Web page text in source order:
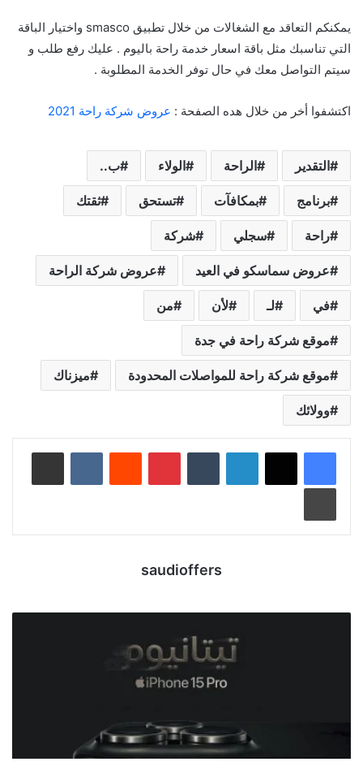
يمكنكم التعاقد مع الشغالات من خلال تطبيق smasco واختيار الباقة
التي تناسبك مثل باقة اسعار خدمة راحة باليوم . عليك رفع طلب و
سيتم التواصل معك في حال توفر الخدمة المطلوبة .
اكتشفوا أخر من خلال هده الصفحة : عروض شركة راحة 2021
التقدير الراحة الولاء ب..
برنامج بمكافآت تستحق ثقتك
راحة سجلي شركة
عروض سماسكو في العيد عروض شركة الراحة
في لـ لأن من
موقع شركة راحة في جدة
موقع شركة راحة للمواصلات المحدودة ميزناك
وولائك
لينكدإن بينتيريست
saudioffers